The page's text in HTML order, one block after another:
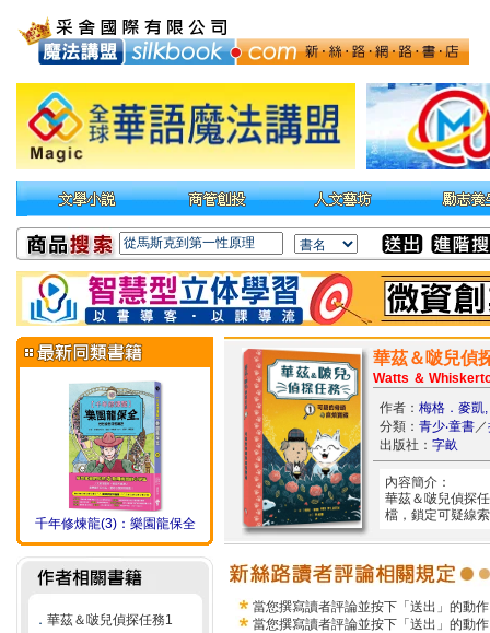
千年修煉龍(3)：樂園龍保全
． 華茲＆啵兒偵探任務1
華茲＆啵兒偵
Watts ＆
作者： 梅格．麥凱
分類： 青少‧童書／
出版社： 字畝
內容簡介：
華茲＆啵兒偵探
檔，鎖定可疑線
當您撰寫讀者評論並按下「送出」的動
當您撰寫讀者評論並按下「送出」的動